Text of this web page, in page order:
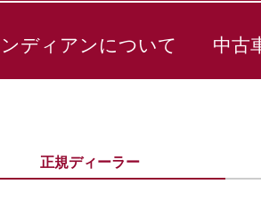
ディアンについて 中古
正規ディーラー